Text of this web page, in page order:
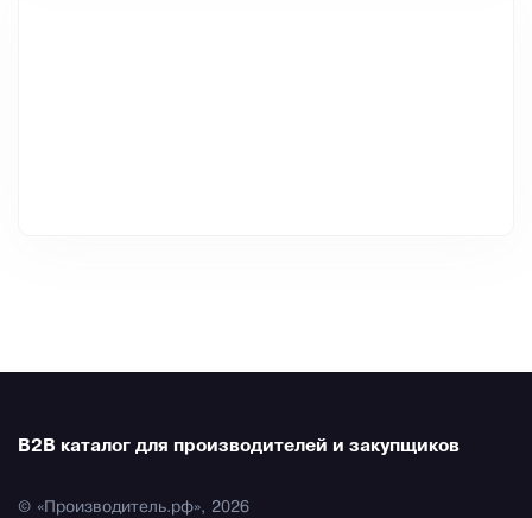
B2B каталог для производителей и закупщиков
© «Производитель.рф», 2026